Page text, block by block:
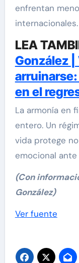
enfrentan
internacionales.
LEA
González |
arruinarse:
en el
La armonía en
entero. Un
vida protege
emocional
(Con
González)
Ver fuente